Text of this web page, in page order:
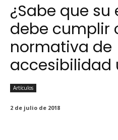
¿Sabe que su
debe cumplir
normativa de
accesibilidad
Artículos
2 de julio de 2018